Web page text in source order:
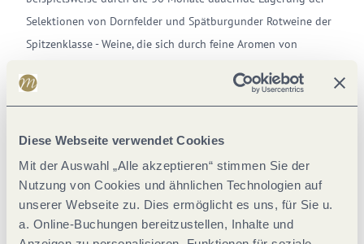
Diese Webseite verwendet Cookies
Mit der Auswahl „Alle akzeptieren“ stimmen Sie der
Nutzung von Cookies und ähnlichen Technologien auf
unserer Webseite zu. Dies ermöglicht es uns, für Sie u.
a. Online-Buchungen bereitzustellen, Inhalte und
Selektionen von Dornfelder und Spätburgunder Rotweine der
Spitzenklasse - Weine, die sich durch feine Aromen von
auszeichnen.